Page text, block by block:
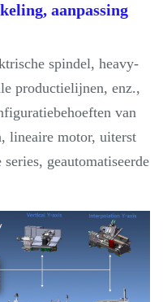
aanpassing
spindel, heavy-
productielijnen, enz.,
van
lineaire motor, uiterst
geautomatiseerde